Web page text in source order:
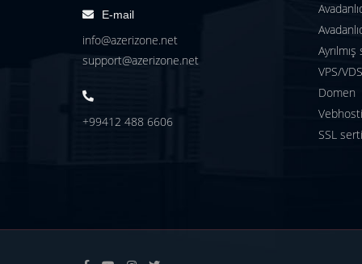
E-mail
info@azerizone.net
support@azerizone.net
+99412 488 6606
VPS/
Domen
SSL